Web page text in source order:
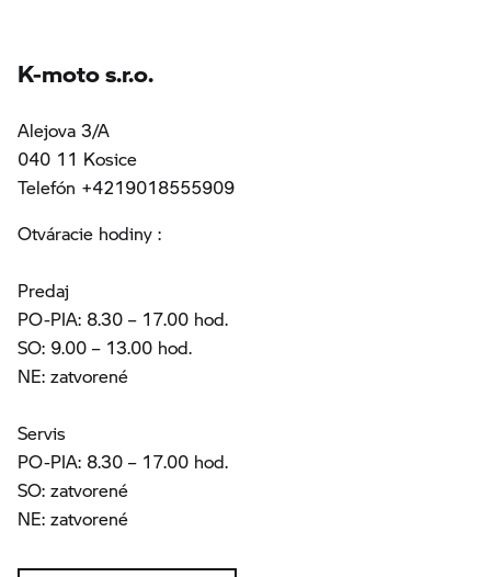
K-moto s.r.o.
Alejova 3/A
040 11 Kosice
Telefón +4219018555909
Otváracie hodiny :
Predaj
PO-PIA: 8.30 – 17.00 hod.
SO: 9.00 – 13.00 hod.
NE: zatvorené
Servis
PO-PIA: 8.30 – 17.00 hod.
SO: zatvorené
NE: zatvorené